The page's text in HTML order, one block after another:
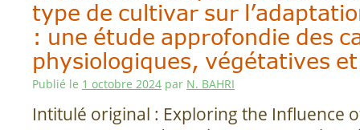
type de cultivar sur
: une étude approfondie des
physiologiques, végétatives
Publié le 1 octobre 2024 par N. BAHRI
Intitulé original : Exploring the Influence